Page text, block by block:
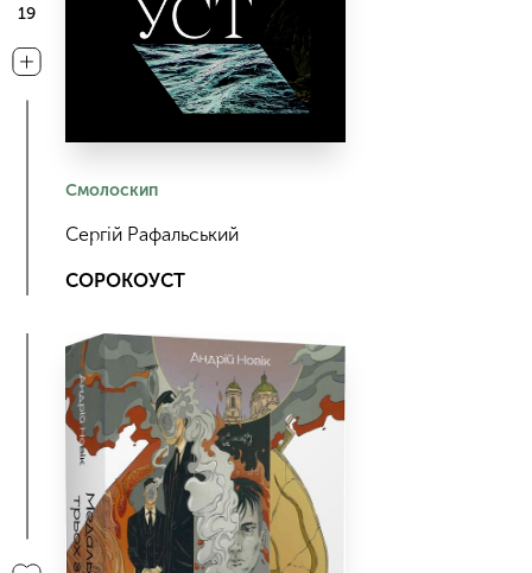
Смолоскип
Сергій Рафальський
СОРОКОУСТ
19